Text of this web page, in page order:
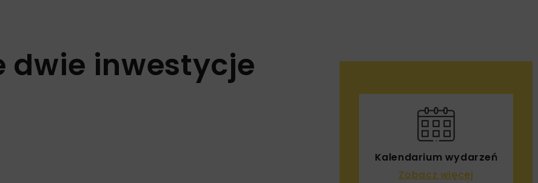
dwie inwestycje
Kalendarium wydarzeń
Zobacz więcej